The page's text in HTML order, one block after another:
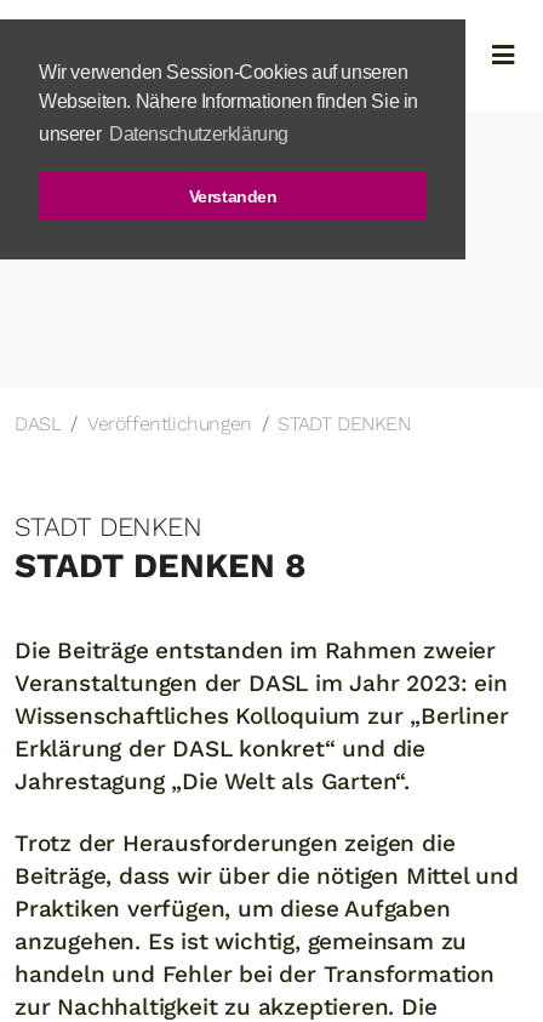
Wir verwenden Session-Cookies auf unseren
Webseiten. Nähere Informationen finden Sie in
unserer Datenschutzerklärung
Verstanden
DASL Veröffentlichungen STADT DENKEN
STADT DENKEN
STADT DENKEN 8
Die Beiträge entstanden im Rahmen zweier
Veranstaltungen der DASL im Jahr 2023: ein
Wissenschaftliches Kolloquium zur „Berliner
Erklärung der DASL konkret“ und die
Jahrestagung „Die Welt als Garten“.
Trotz der Herausforderungen zeigen die
Beiträge, dass wir über die nötigen Mittel und
Praktiken verfügen, um diese Aufgaben
anzugehen. Es ist wichtig, gemeinsam zu
handeln und Fehler bei der Transformation
zur Nachhaltigkeit zu akzeptieren. Die